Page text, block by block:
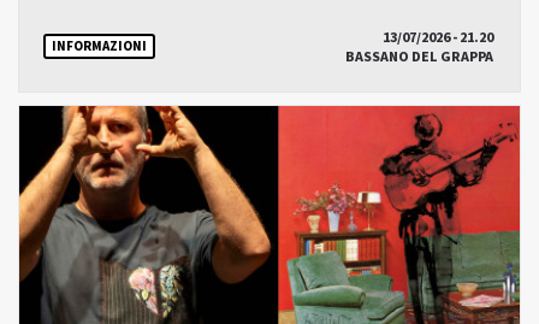
INFORMAZIONI
13/07/2026 - 21.20
BASSANO DEL GRAPPA